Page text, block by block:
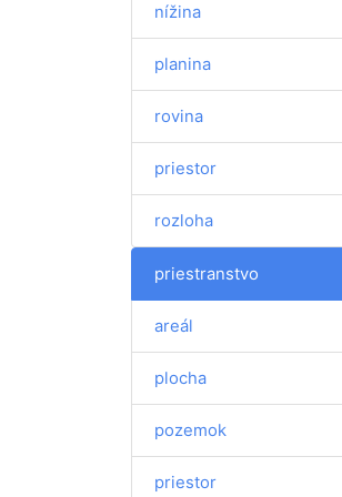
nížina
planina
rovina
priestor
rozloha
priestranstvo
areál
plocha
pozemok
priestor